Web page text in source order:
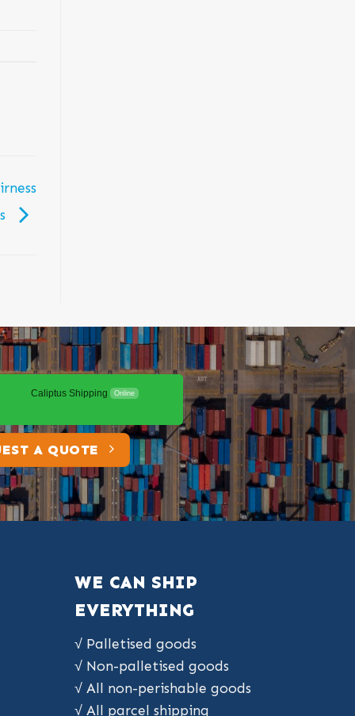
Caliptus Shipping Online
A QUOTE
WE CAN SHIP
EVERYTHING
√ Palletised goods
√ Non-palletised goods
√ All non-perishable goods
√ All parcel shipping